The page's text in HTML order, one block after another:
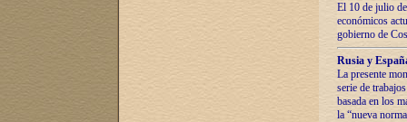
El 10 de julio
económicos
gobierno de
Rusia y
La presente
serie de
basada en los
la “nueva